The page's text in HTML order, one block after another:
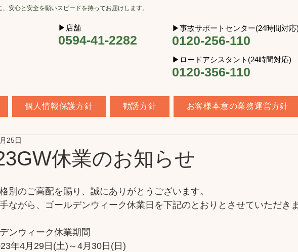
安心と安全を願いスピードを持ってお届けします。
​▶︎店舗
0594-41-2282
​▶︎事故サポートセンター(24時間対応)
0120-256-110
​▶︎ロードアシスタント(24時間対応)
0120-356-110
個人情報保護方針 勧誘方針 お客様本意の業務運営方針
休業のお知らせ
25日
別のご高配を賜り、誠にありがとうございます。
ながら、ゴールデンウィーク休業日を下記のとおりとさせていただきま
ンウィーク休業期間
年4月29日(土)～4月30日(日)